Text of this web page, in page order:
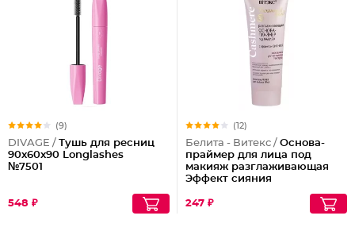
(9)
DIVAGE / Тушь для ресниц
90x60x90 Longlashes
№7501
548 ₽
(12)
Белита - Витекс / Основа-
праймер для лица под
макияж разглаживающая
Эффект сияния
247 ₽